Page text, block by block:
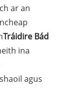
ar an
Tráidire Bád
ina
​​​​agus